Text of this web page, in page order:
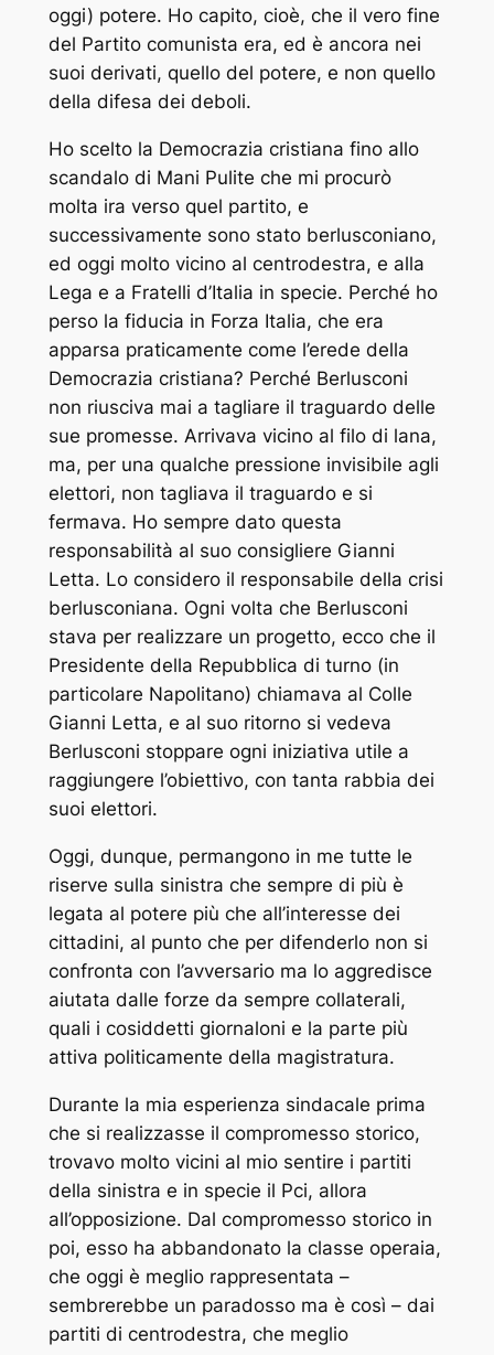
oggi) potere. Ho capito, cioè, che il vero fine
del Partito comunista era, ed è ancora nei
suoi derivati, quello del potere, e non quello
della difesa dei deboli.
Ho scelto la Democrazia cristiana fino allo
scandalo di Mani Pulite che mi procurò
molta ira verso quel partito, e
successivamente sono stato berlusconiano,
ed oggi molto vicino al centrodestra, e alla
Lega e a Fratelli d’Italia in specie. Perché ho
perso la fiducia in Forza Italia, che era
apparsa praticamente come l’erede della
Democrazia cristiana? Perché Berlusconi
non riusciva mai a tagliare il traguardo delle
sue promesse. Arrivava vicino al filo di lana,
ma, per una qualche pressione invisibile agli
elettori, non tagliava il traguardo e si
fermava. Ho sempre dato questa
responsabilità al suo consigliere Gianni
Letta. Lo considero il responsabile della crisi
berlusconiana. Ogni volta che Berlusconi
stava per realizzare un progetto, ecco che il
Presidente della Repubblica di turno (in
particolare Napolitano) chiamava al Colle
Gianni Letta, e al suo ritorno si vedeva
Berlusconi stoppare ogni iniziativa utile a
raggiungere l’obiettivo, con tanta rabbia dei
suoi elettori.
Oggi, dunque, permangono in me tutte le
riserve sulla sinistra che sempre di più è
legata al potere più che all’interesse dei
cittadini, al punto che per difenderlo non si
confronta con l’avversario ma lo aggredisce
aiutata dalle forze da sempre collaterali,
quali i cosiddetti giornaloni e la parte più
attiva politicamente della magistratura.
Durante la mia esperienza sindacale prima
che si realizzasse il compromesso storico,
trovavo molto vicini al mio sentire i partiti
della sinistra e in specie il Pci, allora
all’opposizione. Dal compromesso storico in
poi, esso ha abbandonato la classe operaia,
che oggi è meglio rappresentata –
sembrerebbe un paradosso ma è così – dai
partiti di centrodestra, che meglio